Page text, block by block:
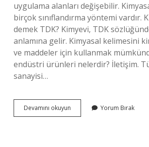
uygulama alanları değişebilir.
birçok sınıflandırma yöntemi vardır.
demek TDK? Kimyevi, TDK
anlamına gelir. Kimyasal kelimesini
ve maddeler için kullanmak
endüstri ürünleri nelerdir? İletişim.
sanayisi…
Devamını okuyun
Ürünler
Yorum Bırak